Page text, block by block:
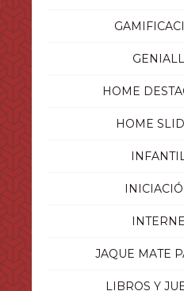
HOME
HOME
INFANTIL
JAQUE MATE
LIBROS Y